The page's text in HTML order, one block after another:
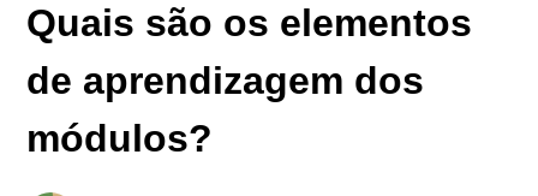
Quais são os elementos
de aprendizagem dos
módulos?